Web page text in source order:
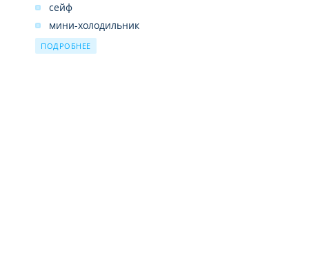
сейф
мини-холодильник
2 бутылки воды бесплатно
ПОДРОБНЕЕ